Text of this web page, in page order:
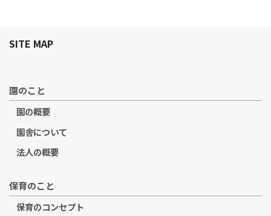
SITE MAP
園のこと
園の概要
園舎について
法人の概要
保育のこと
保育のコンセプト